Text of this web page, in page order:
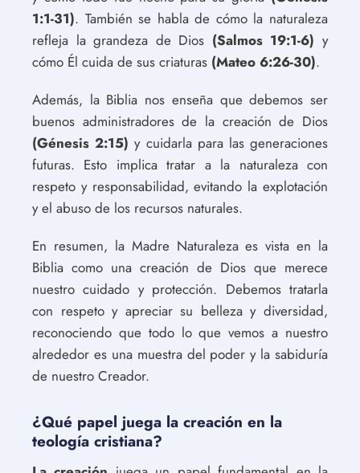
1:1-31). También se habla de cómo la naturaleza
refleja la grandeza de Dios (Salmos 19:1-6) y
cómo Él cuida de sus criaturas (Mateo 6:26-30).
Además, la Biblia nos enseña que debemos ser
buenos administradores de la creación de Dios
(Génesis 2:15) y cuidarla para las generaciones
futuras. Esto implica tratar a la naturaleza con
respeto y responsabilidad, evitando la explotación
y el abuso de los recursos naturales.
En resumen, la Madre Naturaleza es vista en la
Biblia como una creación de Dios que merece
nuestro cuidado y protección. Debemos tratarla
con respeto y apreciar su belleza y diversidad,
reconociendo que todo lo que vemos a nuestro
alrededor es una muestra del poder y la sabiduría
de nuestro Creador.
¿Qué papel juega la creación en la
teología cristiana?